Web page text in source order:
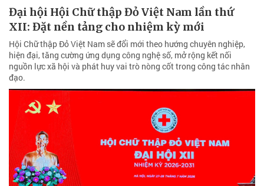
Đại hội Hội Chữ thập Đỏ Việt Nam lần thứ
XII: Đặt nền tảng cho nhiệm kỳ mới
Hội Chữ thập Đỏ Việt Nam sẽ đổi mới theo hướng chuyên nghiệp,
hiện đại, tăng cường ứng dụng công nghệ số, mở rộng kết nối
nguồn lực xã hội và phát huy vai trò nòng cốt trong công tác nhân
đạo.